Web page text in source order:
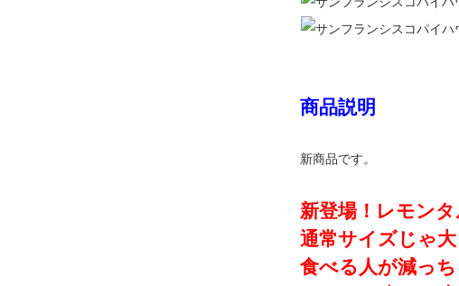
商品説明
新商品です。
新登場！レモン
通常サイズじゃ大
食べる人が減っ